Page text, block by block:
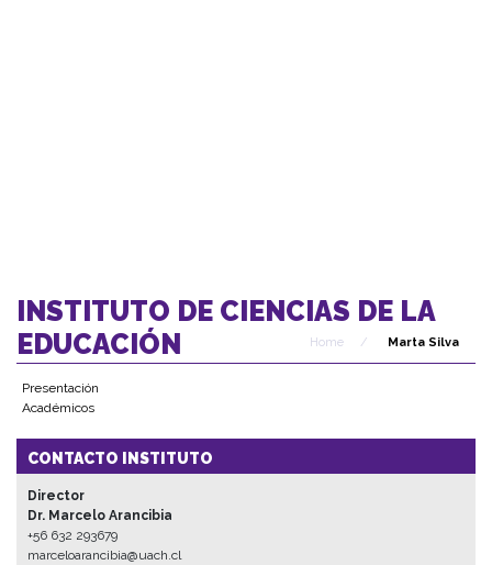
INSTITUTO DE CIENCIAS DE LA
EDUCACIÓN
Home / Marta Silva
Presentación
Académicos
CONTACTO INSTITUTO
Director
Dr. Marcelo Arancibia
+56 632 293679
marceloarancibia@uach.cl